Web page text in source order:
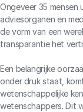
Ongeveer 35 mensen
adviesorganen en
de vorm van een
transparantie het
Een belangrijke
onder druk staat,
wetenschappelijke
wetenschappers. Dit